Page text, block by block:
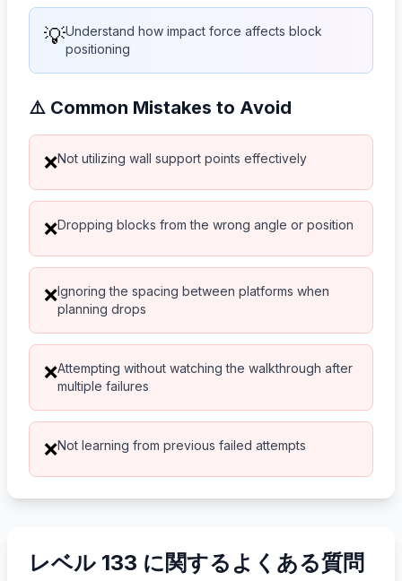
💡Understand how impact force affects block
positioning
⚠️ Common Mistakes to Avoid
❌Not utilizing wall support points effectively
❌Dropping blocks from the wrong angle or position
❌Ignoring the spacing between platforms when
planning drops
❌Attempting without watching the walkthrough after
multiple failures
❌Not learning from previous failed attempts
レベル 133 に関するよくある質問